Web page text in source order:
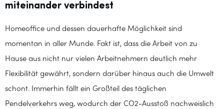
miteinander verbindest
Homeoffice und dessen dauerhafte Möglichkeit sind
momentan in aller Munde. Fakt ist, dass die Arbeit von zu
Hause aus nicht nur vielen Arbeitnehmern deutlich mehr
Flexibilität gewährt, sondern darüber hinaus auch die Umwelt
schont. Immerhin fällt ein Großteil des täglichen
Pendelverkehrs weg, wodurch der CO2-Ausstoß nachweislich